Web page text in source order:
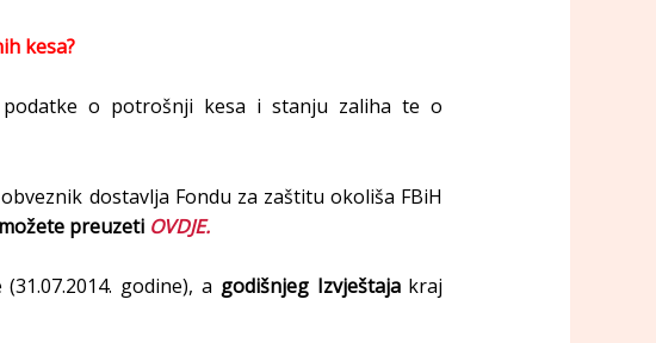
kesa?
o potrošnji kesa i stanju zaliha te o
dostavlja Fondu za zaštitu okoliša FBiH
preuzeti OVDJE.
godine), a godišnjeg Izvještajakraj